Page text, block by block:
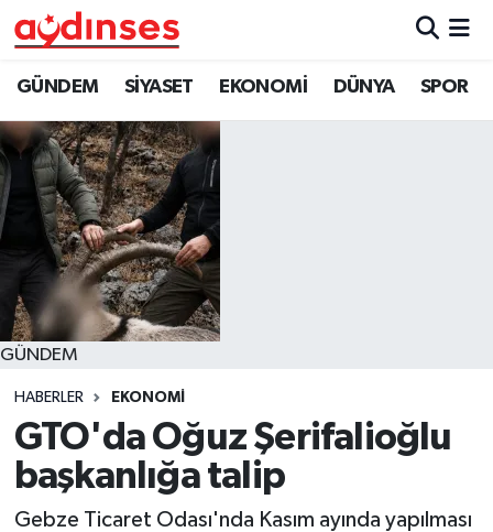
GÜNDEM SİYASET EKONOMİ DÜNYA SPOR
GÜNDEM
HABERLER EKONOMİ
GTO'da Oğuz Şerifalioğlu
başkanlığa talip
Gebze Ticaret Odası'nda Kasım ayında yapılması
GÜNDEM
SİYASET
EKONOMİ
DÜNYA
SPOR
MAGAZİN
YAŞAM
Nöbetçi Eczaneler
Hava Durumu
Aydin Namaz Vakitleri
Trafik Durumu
Süper Lig Puan Durumu ve Fikstür
Tüm Manşetler
Son Dakika Haberleri
Haber Arşivi